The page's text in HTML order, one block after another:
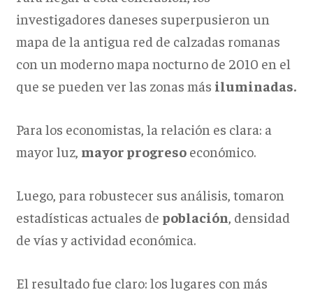
investigadores daneses superpusieron un
mapa de la antigua red de calzadas romanas
con un moderno mapa nocturno de 2010 en el
que se pueden ver las zonas más iluminadas.
Para los economistas, la relación es clara: a
mayor luz, mayor progresoeconómico.
Luego, para robustecer sus análisis, tomaron
estadísticas actuales de población , densidad
de vías y actividad económica.
El resultado fue claro: los lugares con más